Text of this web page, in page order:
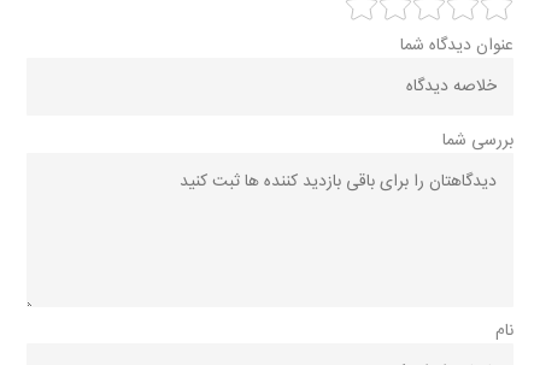
عنوان دیدگاه شما
بررسی شما
نام